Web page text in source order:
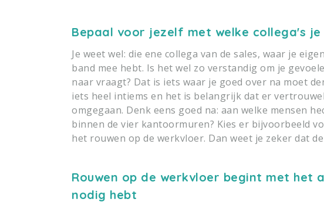
Bepaal voor jezelf met welke collega's
Je weet wel: die ene collega van de sales, waar je
band mee hebt. Is het wel zo verstandig om je
naar vraagt? Dat is iets waar je goed over na moet
iets heel intiems en het is belangrijk dat er
omgegaan. Denk eens goed na: aan welke mensen
binnen de vier kantoormuren? Kies er bijvoorbeeld
het rouwen op de werkvloer. Dan weet je zeker dat
Rouwen op de werkvloer begint met het
nodig hebt